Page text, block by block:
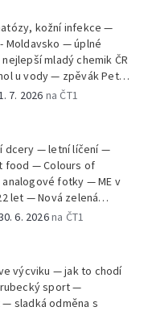
kožní infekce —
Moldavsko — úplné
mladý chemik ČR
u vody — zpěvák Peter
7. 2026 na ČT1
dcery — letní líčení —
food — Colours of
fotky — ME v
let — Nová zelená
Prize Czech
6. 2026na ČT1
výcviku — jak to chodí
sport —
sladká odměna s